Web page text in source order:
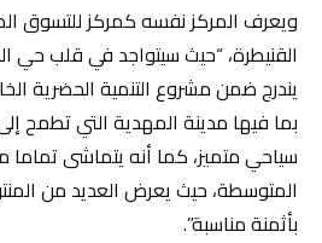
ويعرف المركز نفسه كمركز للتسوق
القنيطرة، “حيث سيتواجد في قلب حي
يندرج ضمن مشروع التنمية الحضرية
بما فيها مدينة المهدية التي تطمح
سياحي متميز، كما أنه يتماشى تماما
المتوسطة، حيث يعرض العديد من
بأثمنة مناسبة”.